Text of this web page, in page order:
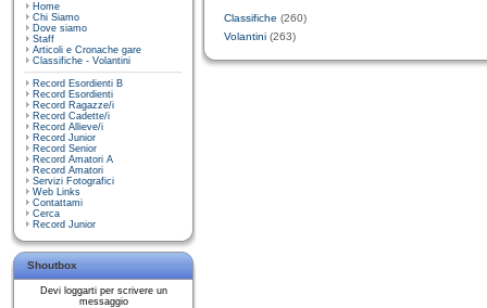
Home
Chi Siamo
Dove siamo
Staff
Articoli e Cronache gare
Classifiche - Volantini
Record Esordienti B
Record Esordienti
Record Ragazze/i
Record Cadette/i
Record Allieve/i
Record Junior
Record Senior
Record Amatori A
Record Amatori
Servizi Fotografici
Web Links
Contattami
Cerca
Record Junior
Shoutbox
Devi loggarti per scrivere un
messaggio
Classifiche (260)
Volantini (263)